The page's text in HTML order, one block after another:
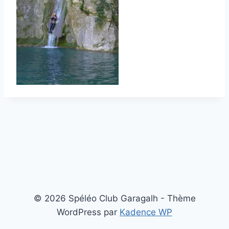
© 2026 Spéléo Club Garagalh - Thème
WordPress par Kadence WP